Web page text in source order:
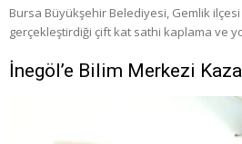
Bursa Büyükşehir Belediyesi, Gemlik
gerçekleştirdiği çift kat sathi kaplama ve
İnegöl’e Bilim Merkezi